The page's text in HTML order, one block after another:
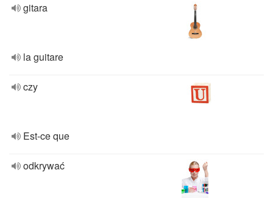
gitara
la guitare
czy
Est-ce que
odkrywać